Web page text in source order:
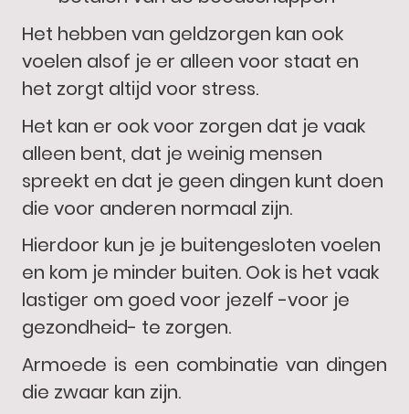
Het hebben van geldzorgen kan ook
voelen alsof je er alleen voor staat en
het zorgt altijd voor stress.
Het kan er ook voor zorgen dat je vaak
alleen bent, dat je weinig mensen
spreekt en dat je geen dingen kunt doen
die voor anderen normaal zijn.
Hierdoor kun je je buitengesloten voelen
en kom je minder buiten. Ook is het vaak
lastiger om goed voor jezelf -voor je
gezondheid- te zorgen.
Armoede is een combinatie van dingen
die zwaar kan zijn.